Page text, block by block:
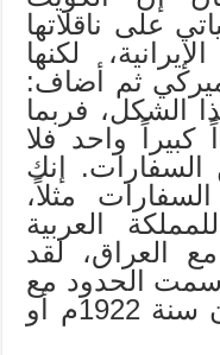
على ناقلاتها
لكنها
ثم أضاف:
الشكل، فربما
واحد فلا
السفارات. إنك
مثلاً،
العربية
العراق، لقد
الحدود مع
الحكام في وايتهول بلندن سنة 1922م أو